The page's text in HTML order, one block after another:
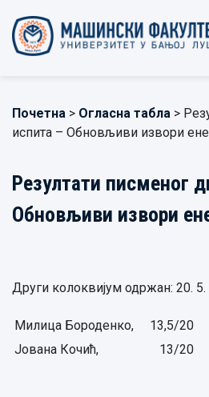
Почетна > Огласна табла >
испита – Обновљиви извори
Резултати писменог
Обновљиви извори
Други колоквијум одржан: 20. 5.
Милица Бороденко,
13,5/20
Јована Кочић,
13/20